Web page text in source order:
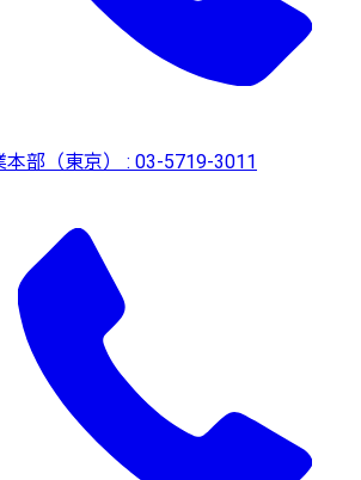
本部（東京） : 03-5719-3011